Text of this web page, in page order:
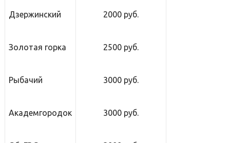
Дзержинский 2000 руб.
Золотая горка 2500 руб.
Рыбачий 3000 руб.
Академгородок 3000 руб.